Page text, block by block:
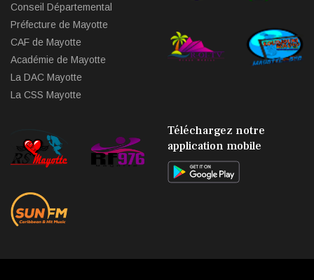
Conseil Départemental
Préfecture de Mayotte
CAF de Mayotte
Académie de Mayotte
La DAC Mayotte
La CSS Mayotte
Téléchargez notre
application mobile